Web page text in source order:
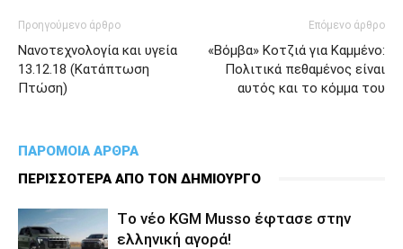
Προηγούμενο άρθρο
Νανοτεχνολογία και υγεία
13.12.18 (Κατάπτωση
Πτώση)
Επόμενο άρθρο
«Βόμβα» Κοτζιά για Καμμένο:
Πολιτικά πεθαμένος είναι
αυτός και το κόμμα του
ΠΑΡΟΜΟΙΑ ΑΡΘΡΑ
ΠΕΡΙΣΣΟΤΕΡΑ ΑΠΟ ΤΟΝ ΔΗΜΙΟΥΡΓΟ
Tο νέο KGM Musso έφτασε στην
ελληνική αγορά!